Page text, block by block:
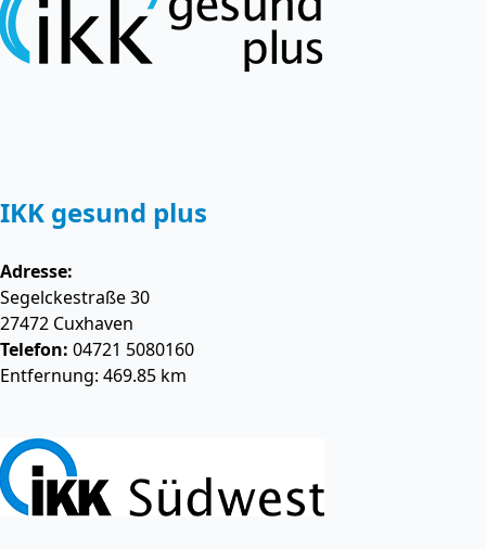
IKK gesund plus
Adresse:
Segelckestraße 30
27472 Cuxhaven
Telefon: 04721 5080160
Entfernung: 469.85 km